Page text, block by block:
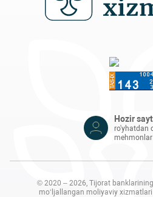
Hozir
ro'yhatdan
mehmonlar
© 2020 – 2026, Tijorat
mo‘ljallangan moliyaviy